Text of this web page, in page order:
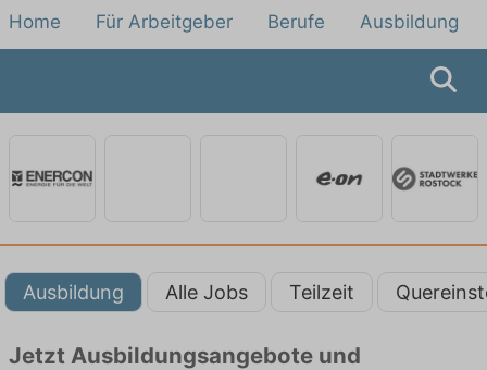
Home Für Arbeitgeber Berufe Ausbildung
Ausbildung Alle Jobs Teilzeit
Jetzt Ausbildungsangebote und